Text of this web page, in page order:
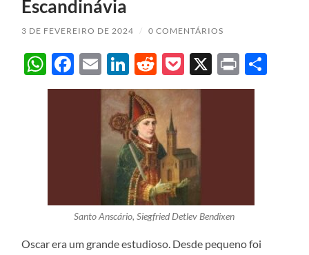
Escandinávia
3 DE FEVEREIRO DE 2024 / 0 COMENTÁRIOS
WhatsApp
Facebook
EmailLinkedIn
Reddit
Pocket
X Print
Santo Anscário, Siegfried Detlev Bendixen
Oscar era um grande estudioso. Desde pequeno foi